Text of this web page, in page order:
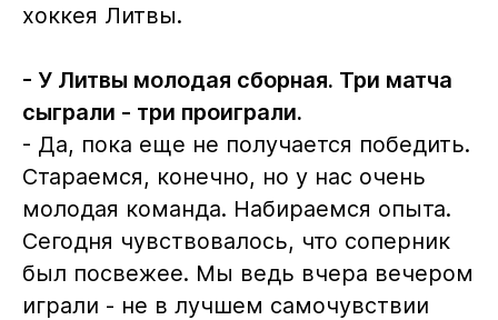
хоккея Литвы.
- У Литвы молодая сборная. Три матча
сыграли - три проиграли.
- Да, пока еще не получается победить.
Стараемся, конечно, но у нас очень
молодая команда. Набираемся опыта.
Сегодня чувствовалось, что соперник
был посвежее. Мы ведь вчера вечером
играли - не в лучшем самочувствии